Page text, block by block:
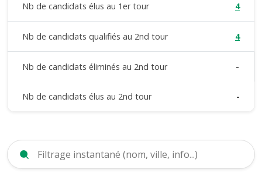
Nb de candidats élus au 1er tour 4
Nb de candidats qualifiés au 2nd tour 4
Nb de candidats éliminés au 2nd tour -
Nb de candidats élus au 2nd tour -